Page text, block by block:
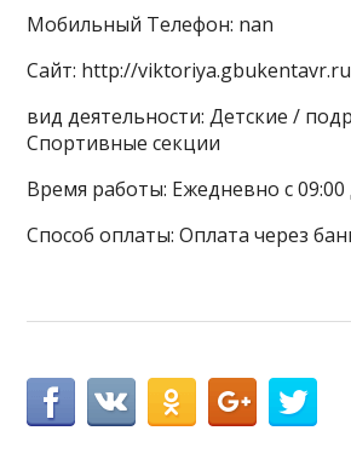
Мобильный Телефон: nan
Сайт: http://viktoriya.gbukentavr.ru
вид деятельности: Детские /
Спортивные секции
Время работы: Ежедневно с 09:00
Способ оплаты: Оплата через